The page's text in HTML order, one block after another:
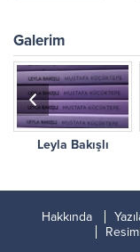
Galerim
Leyla Bakışlı
Hakkında